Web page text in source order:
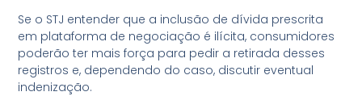
Se o STJ entender que a inclusão de dívida prescrita
em plataforma de negociação é ilícita, consumidores
poderão ter mais força para pedir a retirada desses
registros e, dependendo do caso, discutir eventual
indenização.